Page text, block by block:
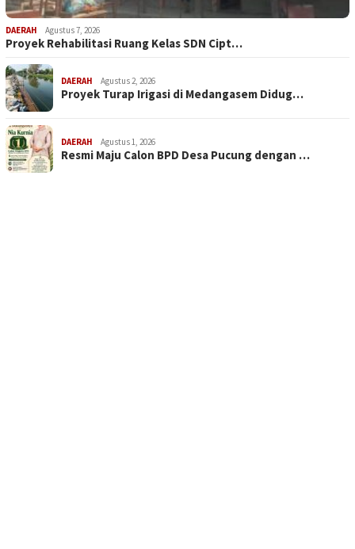
DAERAH Agustus 7, 2026
Proyek Rehabilitasi Ruang Kelas SDN Cipt…
DAERAH Agustus 2, 2026
Proyek Turap Irigasi di Medangasem Didug…
DAERAH Agustus 1, 2026
Resmi Maju Calon BPD Desa Pucung dengan …